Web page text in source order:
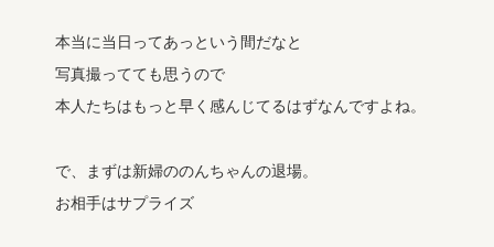
本当に当日ってあっという間だなと
写真撮ってても思うので
本人たちはもっと早く感んじてるはずなんですよね。
で、まずは新婦ののんちゃんの退場。
お相手はサプライズ